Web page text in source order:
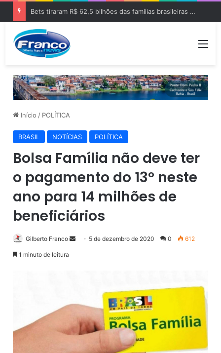
Bets tiraram R$ 62,5 bilhões das famílias brasileiras em 2025
Início / POLÍTICA
BRASIL NOTÍCIAS POLÍTICA
Bolsa Família não deve ter
o pagamento do 13º neste
ano para 14 milhões de
beneficiários
Gilberto Franco
e
-
5 de dezembro de 2020 0 612
1 minuto de leitura